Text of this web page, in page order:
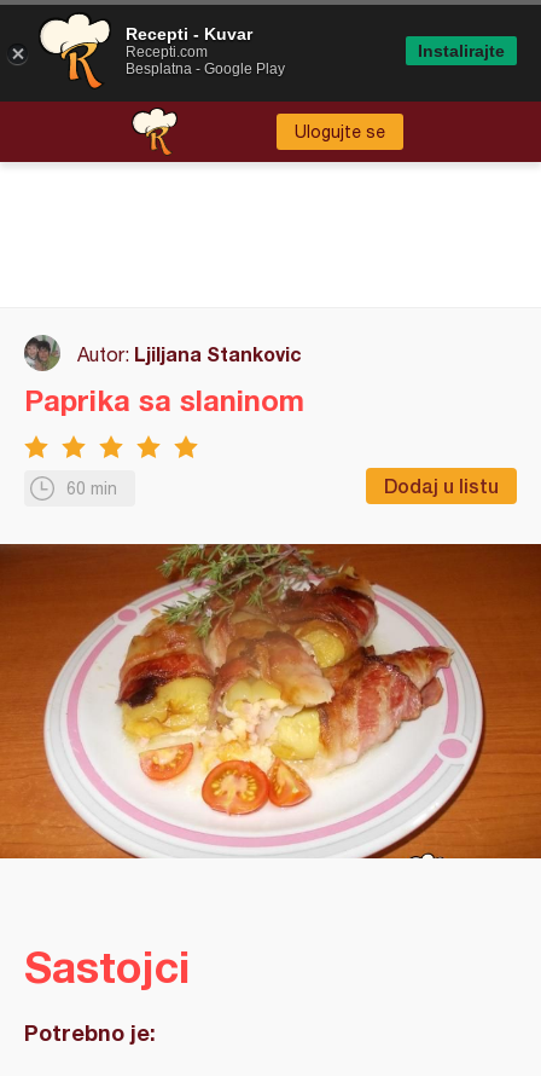
Ulogujte se
Autor: Ljiljana Stankovic
60 min Dodaj u listu
Paprika sa slaninom
Sastojci
Potrebno je:
Recepti - Kuvar
Recepti.com
Besplatna - Google Play
Instalirajte